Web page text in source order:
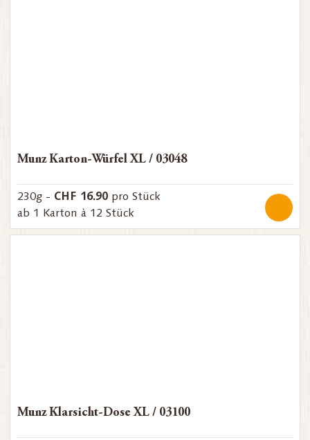
Munz Karton-Würfel XL / 03048
230g - CHF 16.90 pro Stück
ab 1 Karton à 12 Stück
Munz Klarsicht-Dose XL / 03100